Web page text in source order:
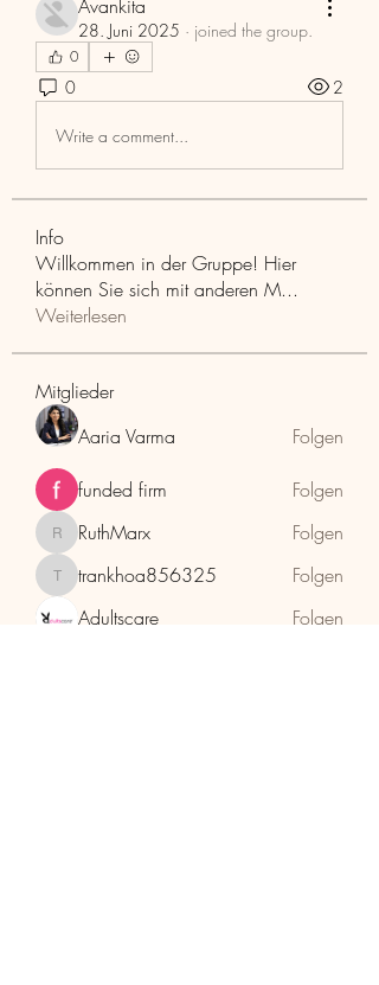
Avankita
28. Juni 2025 · joined the group.
0
0 2
Write a comment...
Info
Willkommen in der Gruppe! Hier
können Sie sich mit anderen M...
Weiterlesen
Mitglieder
Aaria Varma
Folgen
funded firm Folgen
RuthMarx
RuthMarx Folgen
trankhoa856325
trankhoa856325
Folgen
Adultscare
Folgen